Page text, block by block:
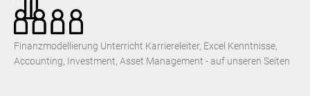
Finanzmodellierung Unterricht Karriereleiter, Excel Kenntnisse,
Accounting, Investment, Asset Management - auf unseren Seiten